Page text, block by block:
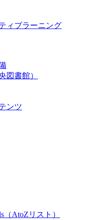
ィブラーニング
図書館）
ンツ
（AtoZリスト）